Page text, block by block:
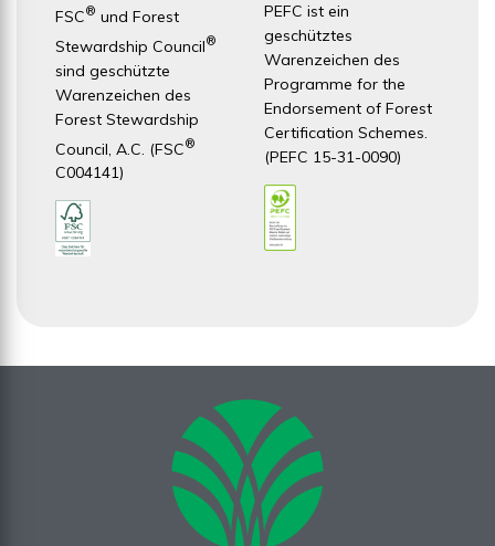
FSC® und Forest
Stewardship Council®
sind geschützte
Warenzeichen des
Forest Stewardship
Council, A.C. (FSC®
C004141)
PEFC ist ein
geschütztes
Warenzeichen des
Programme for the
Endorsement of Forest
Certification Schemes.
(PEFC 15-31-0090)